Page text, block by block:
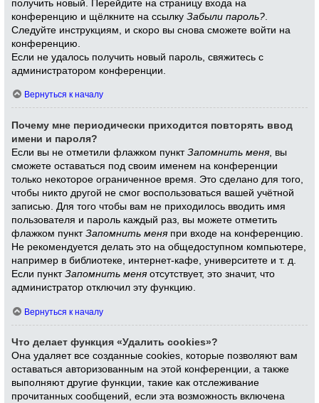
получить новый. Перейдите на страницу входа на
конференцию и щёлкните на ссылкуЗабыли пароль?
Следуйте инструкциям, и скоро вы снова сможете войти на
конференцию.
Если не удалось получить новый пароль, свяжитесь с
администратором конференции.
Вернуться к началу
Почему мне периодически приходится повторять ввод
имени и пароля?
Если вы не отметили флажком пунктЗапомнить меня , вы
сможете оставаться под своим именем на конференции
только некоторое ограниченное время. Это сделано для того,
чтобы никто другой не смог воспользоваться вашей учётной
записью. Для того чтобы вам не приходилось вводить имя
пользователя и пароль каждый раз, вы можете отметить
флажком пунктЗапомнить меня при входе на конференцию.
Не рекомендуется делать это на общедоступном компьютере,
например в библиотеке, интернет-кафе, университете и т. д.
Если пунктЗапомнить меня отсутствует, это значит, что
администратор отключил эту функцию.
Вернуться к началу
Что делает функция «Удалить cookies»?
Она удаляет все созданные cookies, которые позволяют вам
оставаться авторизованным на этой конференции, а также
выполняют другие функции, такие как отслеживание
прочитанных сообщений, если эта возможность включена